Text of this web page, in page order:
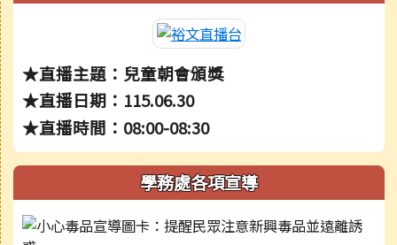
★直播主題：兒童朝會頒獎
★直播日期：115.06.30
★直播時間：08:00-08:30
學務處各項宣導